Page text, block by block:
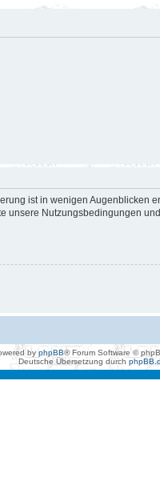
ist in wenigen
Nutzungsbedingungen
by phpBB® Forum Software ©
Deutsche Übersetzung durch